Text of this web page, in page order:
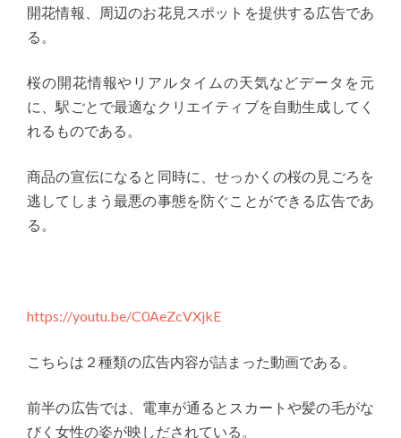
開花情報、周辺のお花見スポットを提供する広告であ
る。
桜の開花情報やリアルタイムの天気などデータを元
に、駅ごとで最適なクリエイティブを自動生成してく
れるものである。
商品の宣伝になると同時に、せっかくの桜の見ごろを
逃してしまう最悪の事態を防ぐことができる広告であ
る。
https://youtu.be/C0AeZcVXjkE
こちらは２種類の広告内容が詰まった動画である。
前半の広告では、電車が通るとスカートや髪の毛がな
びく女性の姿が映しだされている。